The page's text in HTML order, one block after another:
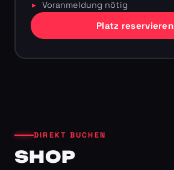
Voranmeldung nötig
Platz reservieren
DIREKT BUCHEN
SHOP